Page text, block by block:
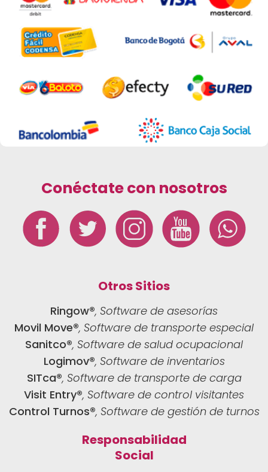
Conéctate con nosotros
Otros Sitios
Ringow®, Software de asesorías
Movil Move®, Software de transporte especial
Sanitco®, Software de salud ocupacional
Logimov®, Software de inventarios
SITca®, Software de transporte de carga
Visit Entry®, Software de control visitantes
Control Turnos®, Software de gestión de turnos
Responsabilidad
Social